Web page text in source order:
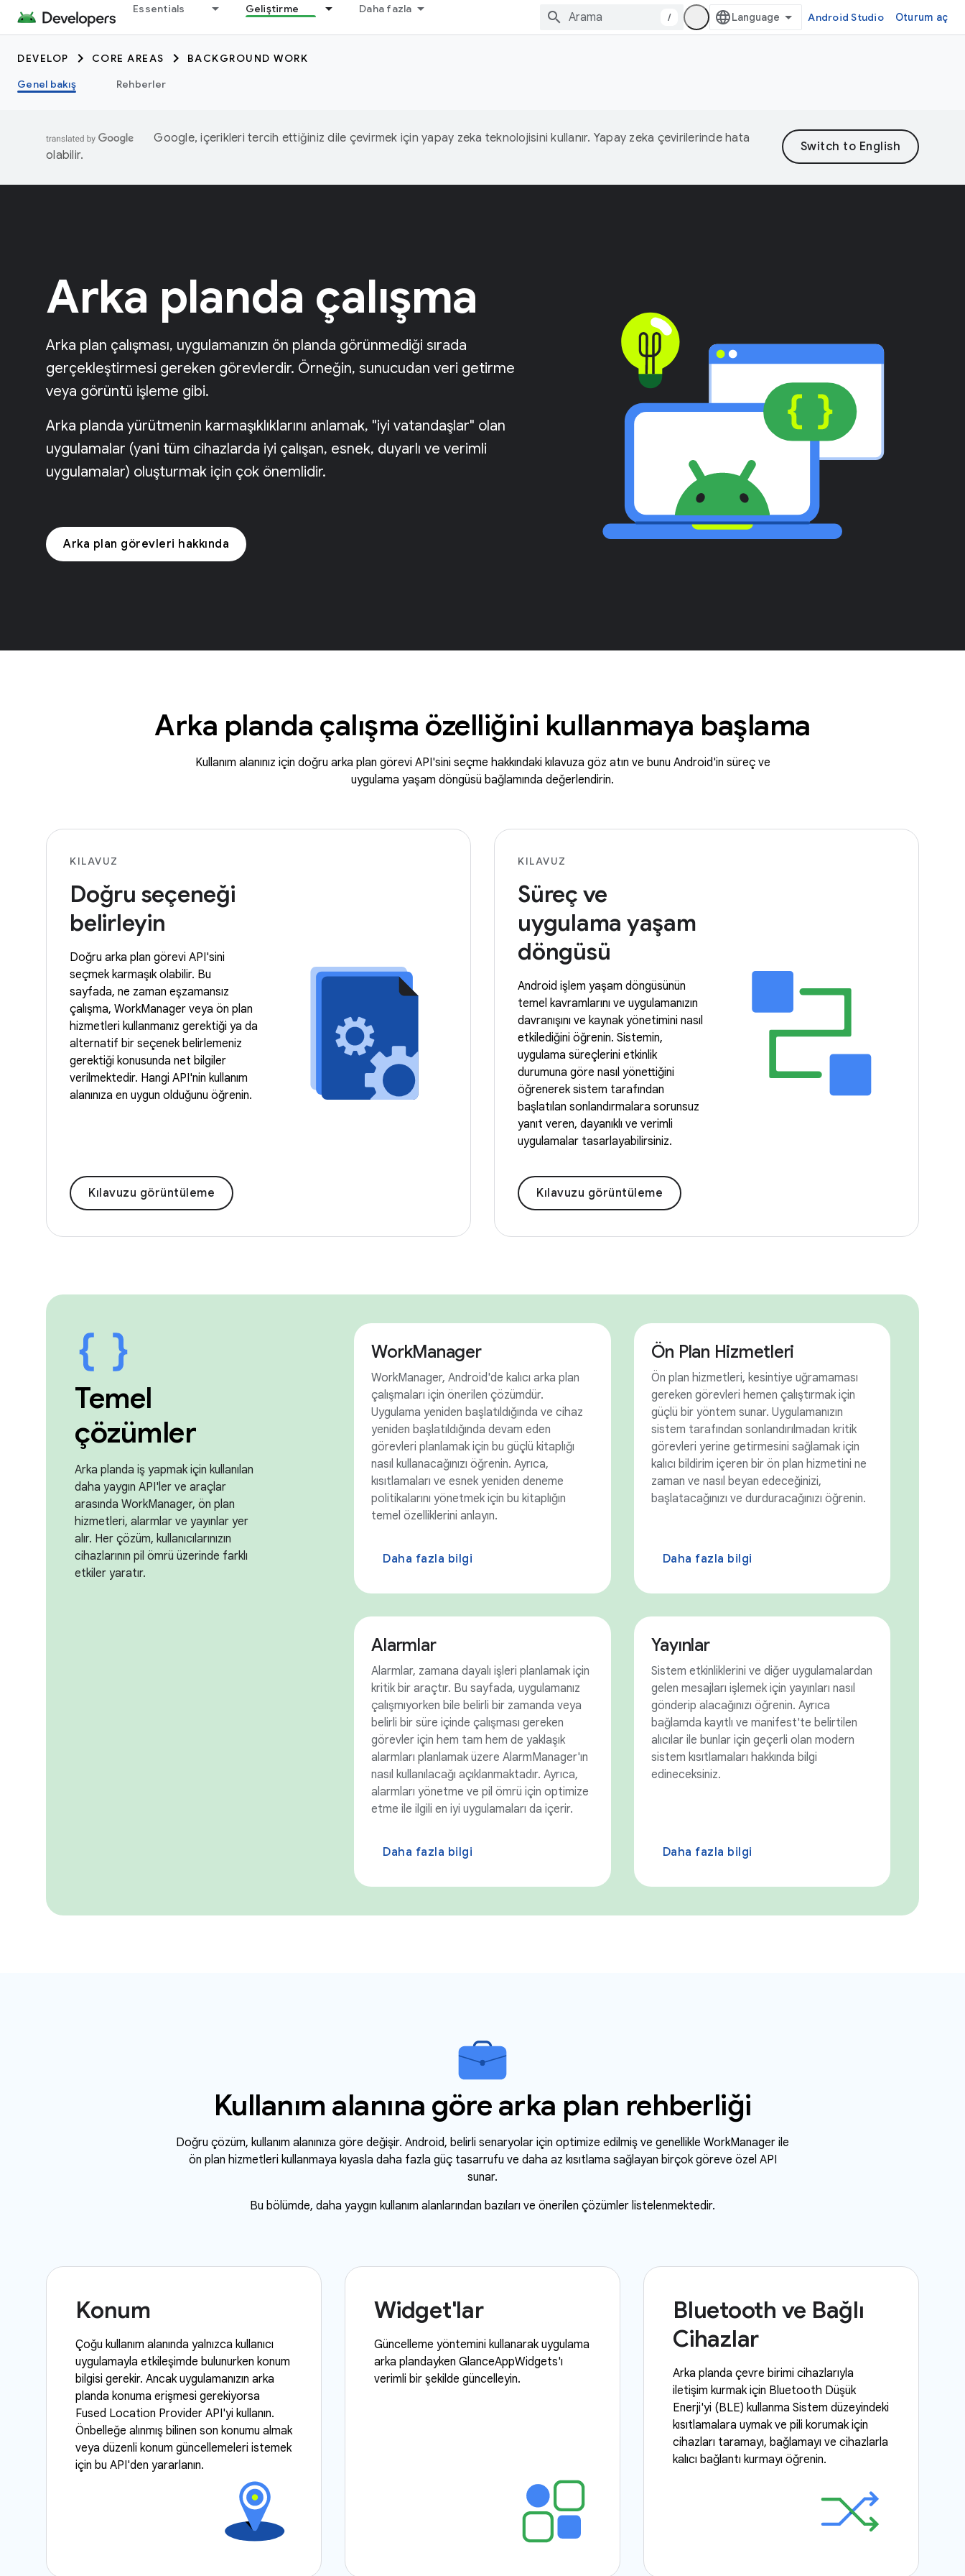
Essentials Geliştirme Daha fazla
/ Android Studio Oturum aç
DEVELOP CORE AREAS
BACKGROUND WORK
Genel bakış
Rehberler
Google, içerikleri tercih ettiğiniz dile çevirmek için yapay zeka teknolojisini kullanır. Yapay zeka çevirilerinde hata
olabilir.
Arka planda çalışma
Arka plan çalışması, uygulamanızın ön planda görünmediği sırada
gerçekleştirmesi gereken görevlerdir. Örneğin, sunucudan veri getirme
veya görüntü işleme gibi.
Arka planda yürütmenin karmaşıklıklarını anlamak, "iyi vatandaşlar" olan
uygulamalar (yani tüm cihazlarda iyi çalışan, esnek, duyarlı ve verimli
uygulamalar) oluşturmak için çok önemlidir.
Arka plan görevleri hakkında
Arka planda çalışma özelliğini kullanmaya başlama
Kullanım alanınız için doğru arka plan görevi API'sini seçme hakkındaki kılavuza göz atın ve bunu Android'in süreç ve
uygulama yaşam döngüsü bağlamında değerlendirin.
KILAVUZ
Doğru seçeneği
belirleyin
Doğru arka plan görevi API'sini
seçmek karmaşık olabilir. Bu
sayfada, ne zaman eşzamansız
çalışma, WorkManager veya ön plan
hizmetleri kullanmanız gerektiği ya da
alternatif bir seçenek belirlemeniz
gerektiği konusunda net bilgiler
verilmektedir. Hangi API'nin kullanım
alanınıza en uygun olduğunu öğrenin.
Kılavuzu görüntüleme
KILAVUZ
Süreç ve
uygulama yaşam
döngüsü
Android işlem yaşam döngüsünün
temel kavramlarını ve uygulamanızın
davranışını ve kaynak yönetimini nasıl
etkilediğini öğrenin. Sistemin,
uygulama süreçlerini etkinlik
durumuna göre nasıl yönettiğini
öğrenerek sistem tarafından
başlatılan sonlandırmalara sorunsuz
yanıt veren, dayanıklı ve verimli
uygulamalar tasarlayabilirsiniz.
Kılavuzu görüntüleme
Temel
çözümler
Arka planda iş yapmak için kullanılan
daha yaygın API'ler ve araçlar
arasında WorkManager, ön plan
hizmetleri, alarmlar ve yayınlar yer
alır. Her çözüm, kullanıcılarınızın
cihazlarının pil ömrü üzerinde farklı
etkiler yaratır.
WorkManager
WorkManager, Android'de kalıcı arka plan
çalışmaları için önerilen çözümdür.
Uygulama yeniden başlatıldığında ve cihaz
yeniden başlatıldığında devam eden
görevleri planlamak için bu güçlü kitaplığı
nasıl kullanacağınızı öğrenin. Ayrıca,
kısıtlamaları ve esnek yeniden deneme
politikalarını yönetmek için bu kitaplığın
temel özelliklerini anlayın.
Daha fazla bilgi
Ön Plan Hizmetleri
Ön plan hizmetleri, kesintiye uğramaması
gereken görevleri hemen çalıştırmak için
güçlü bir yöntem sunar. Uygulamanızın
sistem tarafından sonlandırılmadan kritik
görevleri yerine getirmesini sağlamak için
kalıcı bildirim içeren bir ön plan hizmetini ne
zaman ve nasıl beyan edeceğinizi,
başlatacağınızı ve durduracağınızı öğrenin.
Daha fazla bilgi
Alarmlar
Alarmlar, zamana dayalı işleri planlamak için
kritik bir araçtır. Bu sayfada, uygulamanız
çalışmıyorken bile belirli bir zamanda veya
belirli bir süre içinde çalışması gereken
görevler için hem tam hem de yaklaşık
alarmları planlamak üzere AlarmManager'ın
nasıl kullanılacağı açıklanmaktadır. Ayrıca,
alarmları yönetme ve pil ömrü için optimize
etme ile ilgili en iyi uygulamaları da içerir.
Daha fazla bilgi
Yayınlar
Sistem etkinliklerini ve diğer uygulamalardan
gelen mesajları işlemek için yayınları nasıl
gönderip alacağınızı öğrenin. Ayrıca
bağlamda kayıtlı ve manifest'te belirtilen
alıcılar ile bunlar için geçerli olan modern
sistem kısıtlamaları hakkında bilgi
edineceksiniz.
Daha fazla bilgi
Kullanım alanına göre arka plan rehberliği
Doğru çözüm, kullanım alanınıza göre değişir. Android, belirli senaryolar için optimize edilmiş ve genellikle WorkManager ile
ön plan hizmetleri kullanmaya kıyasla daha fazla güç tasarrufu ve daha az kısıtlama sağlayan birçok göreve özel API
sunar.
Bu bölümde, daha yaygın kullanım alanlarından bazıları ve önerilen çözümler listelenmektedir.
Konum
Çoğu kullanım alanında yalnızca kullanıcı
uygulamayla etkileşimde bulunurken konum
bilgisi gerekir. Ancak uygulamanızın arka
planda konuma erişmesi gerekiyorsa
Fused Location Provider API'yi kullanın.
Önbelleğe alınmış bilinen son konumu almak
veya düzenli konum güncellemeleri istemek
için bu API'den yararlanın.
Widget'lar
Güncelleme yöntemini kullanarak uygulama
arka plandayken GlanceAppWidgets'ı
verimli bir şekilde güncelleyin.
Bluetooth ve Bağlı
Cihazlar
Arka planda çevre birimi cihazlarıyla
iletişim kurmak için Bluetooth Düşük
Enerji'yi (BLE) kullanma Sistem düzeyindeki
kısıtlamalara uymak ve pili korumak için
cihazları taramayı, bağlamayı ve cihazlarla
kalıcı bağlantı kurmayı öğrenin.